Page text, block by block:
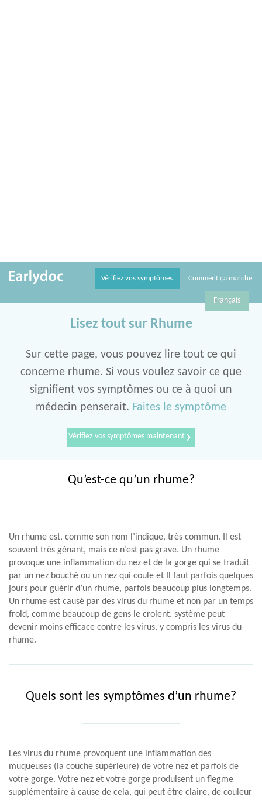
Vérifiez vos symptômes. Comment ça marche
Français
Lisez tout sur Rhume
Sur cette page, vous pouvez lire tout ce qui
concerne rhume. Si vous voulez savoir ce que
signifient vos symptômes ou ce à quoi un
médecin penserait. Faites le symptôme
Vérifiez vos symptômes maintenant›
Qu’est-ce qu’un rhume?
Un rhume est, comme son nom l’indique, très commun. Il est
souvent très gênant, mais ce n’est pas grave. Un rhume
provoque une inflammation du nez et de la gorge qui se traduit
par un nez bouché ou un nez qui coule et Il faut parfois quelques
jours pour guérir d’un rhume, parfois beaucoup plus longtemps.
Un rhume est causé par des virus du rhume et non par un temps
froid, comme beaucoup de gens le croient. système peut
devenir moins efficace contre les virus, y compris les virus du
rhume.
Quels sont les symptômes d’un rhume?
Les virus du rhume provoquent une inflammation des
muqueuses (la couche supérieure) de votre nez et parfois de
votre gorge. Votre nez et votre gorge produisent un flegme
supplémentaire à cause de cela, qui peut être claire, de couleur